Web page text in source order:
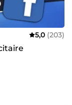
5,0 (203)